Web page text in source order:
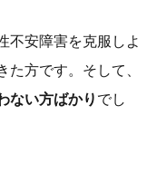
不安障害を克服しよ
た方です。そして、
ない方ばかり でし